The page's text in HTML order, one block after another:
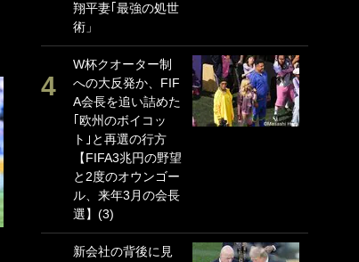
翔平妻｢最強の処世
術」
W杯クオーター制
への大反発か、FIF
A会長を追い詰めた
｢欧州のボイコッ
ト｣と再選の行方
【FIFA3兆円の野望
と2度のオウンゴー
ル、来年3月の会長
選】(3)
新会社の背後に見